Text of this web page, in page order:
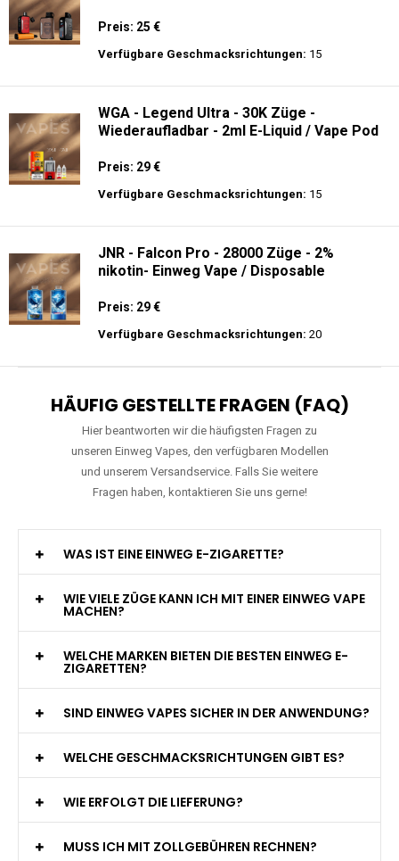
Preis: 25 €
Verfügbare Geschmacksrichtungen: 15
WGA - Legend Ultra - 30K Züge -
Wiederaufladbar - 2ml E-Liquid / Vape Pod
Preis: 29 €
Verfügbare Geschmacksrichtungen: 15
JNR - Falcon Pro - 28000 Züge - 2%
nikotin- Einweg Vape / Disposable
Preis: 29 €
Verfügbare Geschmacksrichtungen: 20
HÄUFIG GESTELLTE FRAGEN (FAQ)
Hier beantworten wir die häufigsten Fragen zu
unseren Einweg Vapes, den verfügbaren Modellen
und unserem Versandservice. Falls Sie weitere
Fragen haben, kontaktieren Sie uns gerne!
WAS IST EINE EINWEG E-ZIGARETTE?
WIE VIELE ZÜGE KANN ICH MIT EINER EINWEG VAPE
MACHEN?
WELCHE MARKEN BIETEN DIE BESTEN EINWEG E-
ZIGARETTEN?
SIND EINWEG VAPES SICHER IN DER ANWENDUNG?
WELCHE GESCHMACKSRICHTUNGEN GIBT ES?
WIE ERFOLGT DIE LIEFERUNG?
MUSS ICH MIT ZOLLGEBÜHREN RECHNEN?